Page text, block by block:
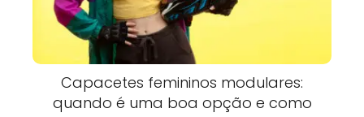
Capacetes femininos modulares:
quando é uma boa opção e como